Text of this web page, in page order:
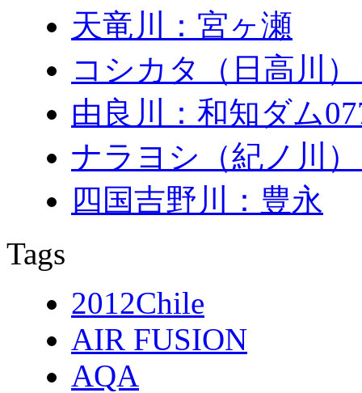
天竜川：宮ヶ瀬
コシカタ（日高川
由良川：和知ダム
ナラヨシ（紀ノ川
四国吉野川：豊永
Tags
2012Chile
AIR FUSION
AQA